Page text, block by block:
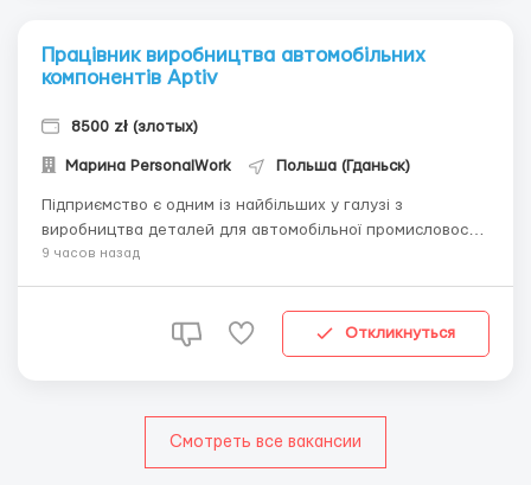
Працівник виробництва автомобільних
компонентів Aptiv
8500 zł (злотых)
Марина PersonalWork Польша (Гданьск)
Підприємство є одним із найбільших у галузі з
виробництва деталей для автомобільної промисловості.
💳 **ЗАРОБІТНА ПЛАТА** ◈ 27,37 зл/год нетто - ставка;
РОБОТИ** ◈ робота з понеділка по п*ят...
9 часов назад
Откликнуться
Смотреть все вакансии